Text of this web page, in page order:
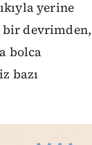
yerine
bir devrimden,
bolca
bazı